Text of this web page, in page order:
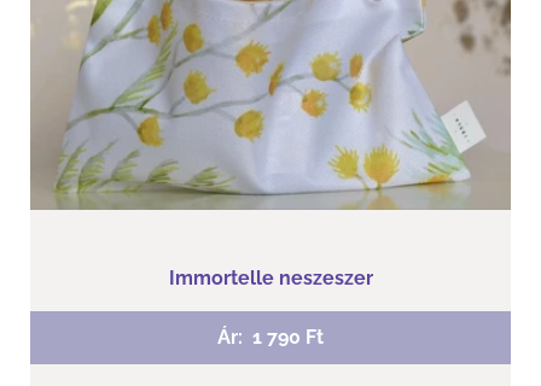
Immortelle neszeszer
Ár: 1 790 Ft